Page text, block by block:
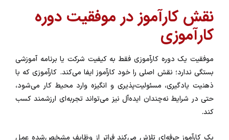
نقش کارآموز در موفقیت دوره
کارآموزی
موفقیت یک دوره کارآموزی فقط به کیفیت شرکت یا برنامه آموزشی
بستگی ندارد؛ نقش اصلی را خود کارآموز ایفا می‌کند. کارآموزی که با
ذهنیت یادگیری، مسئولیت‌پذیری و انگیزه وارد محیط کار می‌شود،
حتی در شرایط نه‌چندان ایده‌آل نیز می‌تواند تجربه‌ای ارزشمند کسب
کند.